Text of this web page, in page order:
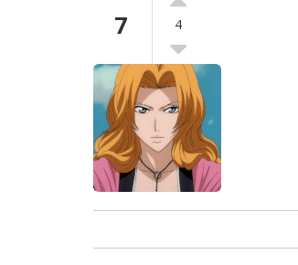
7 4